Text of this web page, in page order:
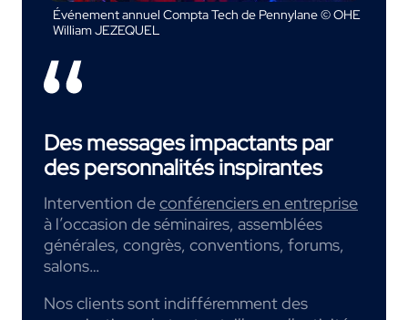
Événement annuel Compta Tech de Pennylane © OHE
William JEZEQUEL
Des messages impactants par
des personnalités inspirantes
Intervention deconférenciers en entreprise
à l’occasion de séminaires, assemblées
générales, congrès, conventions, forums,
salons…
Nos clients sont indifféremment des